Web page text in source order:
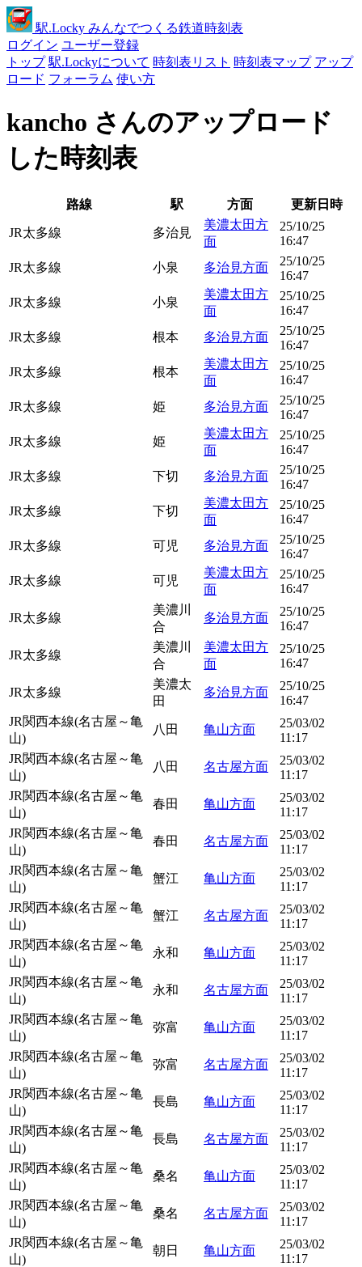
駅.Locky みんなでつくる鉄道時刻表
ログイン ユーザー登録
トップ 駅.Lockyについて 時刻表リスト 時刻表マップ アップ
ロード フォーラム 使い方
kancho さんのアップロード
した時刻表
路線 駅 方面 更新日時
JR太多線 多治見
美濃太田方
面
25/10/25
16:47
JR太多線
小泉 多治見方面
25/10/25
16:47
JR太多線
小泉
美濃太田方
面
25/10/25
16:47
JR太多線
根本 多治見方面
25/10/25
16:47
JR太多線
根本
美濃太田方
面
25/10/25
16:47
JR太多線
姫 多治見方面
25/10/25
16:47
JR太多線
姫
美濃太田方
面
25/10/25
16:47
JR太多線
下切 多治見方面
25/10/25
16:47
JR太多線
下切
美濃太田方
面
25/10/25
16:47
JR太多線
可児 多治見方面
25/10/25
16:47
JR太多線
可児
美濃太田方
面
25/10/25
16:47
JR太多線
美濃川
合
多治見方面
25/10/25
16:47
JR太多線
美濃川
合
美濃太田方
面
25/10/25
16:47
JR太多線
美濃太
田
多治見方面
25/10/25
16:47
JR関西本線(名古屋～亀
山)
八田 亀山方面
25/03/02
11:17
JR関西本線(名古屋～亀
山)
八田 名古屋方面
25/03/02
11:17
JR関西本線(名古屋～亀
山)
春田 亀山方面
25/03/02
11:17
JR関西本線(名古屋～亀
山)
春田 名古屋方面
25/03/02
11:17
JR関西本線(名古屋～亀
山)
蟹江 亀山方面
25/03/02
11:17
JR関西本線(名古屋～亀
山)
蟹江 名古屋方面
25/03/02
11:17
JR関西本線(名古屋～亀
山)
永和 亀山方面
25/03/02
11:17
JR関西本線(名古屋～亀
山)
永和 名古屋方面
25/03/02
11:17
JR関西本線(名古屋～亀
山)
弥富 亀山方面
25/03/02
11:17
JR関西本線(名古屋～亀
山)
弥富 名古屋方面
25/03/02
11:17
JR関西本線(名古屋～亀
山)
長島 亀山方面
25/03/02
11:17
JR関西本線(名古屋～亀
山)
長島 名古屋方面
25/03/02
11:17
JR関西本線(名古屋～亀
山)
桑名 亀山方面
25/03/02
11:17
JR関西本線(名古屋～亀
山)
桑名 名古屋方面
25/03/02
11:17
JR関西本線(名古屋～亀
山)
朝日 亀山方面
25/03/02
11:17